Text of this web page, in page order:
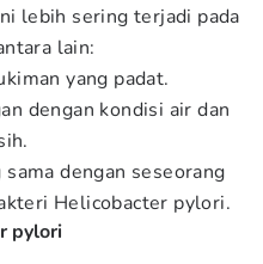
lebih sering terjadi pada
lain:
yang padat.
dengan kondisi air dan
dengan seseorang
Helicobacter pylori.
pylori